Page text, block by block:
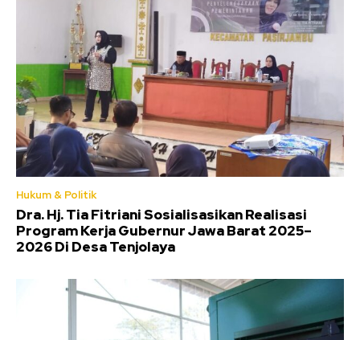
Hukum & Politik
Dra. Hj. Tia Fitriani Sosialisasikan Realisasi
Program Kerja Gubernur Jawa Barat 2025–
2026 Di Desa Tenjolaya